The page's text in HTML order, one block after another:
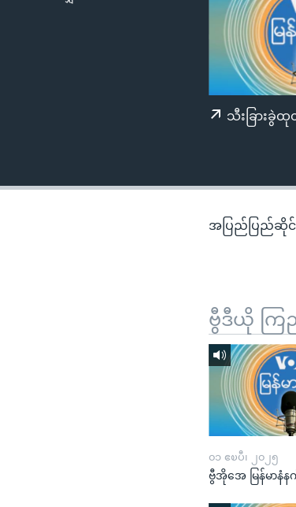
ကျော်
သီးခြားခွဲ
အပြည်ပြည်ဆိုင်ရ
ဗွီဒီယို ကြ
၀၁ ဧၿပီ၊ ၂၀၂၅
ဗွီအိုအေ မြန်မာနံန